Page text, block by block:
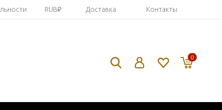
RUB₽ Доставка Контакты
0